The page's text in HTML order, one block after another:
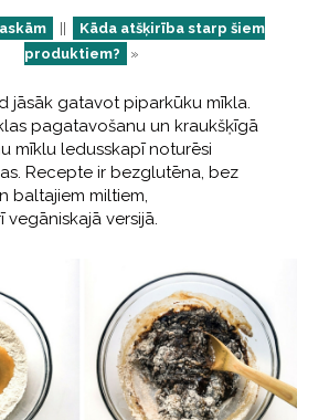
Kāda atšķirība starp šiem
produktiem?
»
jāsāk gatavot piparkūku mīkla.
pagatavošanu un kraukšķīgā
mīklu ledusskapī noturēsi
Recepte ir bezglutēna, bez
baltajiem miltiem,
versijā.